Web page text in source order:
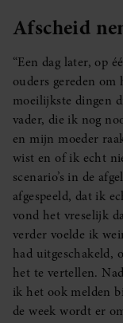
Afscheid
“Een dag later, op
ouders gereden
moeilijkste dingen
vader, die ik nog
en mijn moeder
wist en of ik echt
scenario’s in de
afgespeeld, dat ik
vond het vreselijk
verder voelde ik
had uitgeschakeld,
het te vertellen.
ik het ook melden
de week wordt er